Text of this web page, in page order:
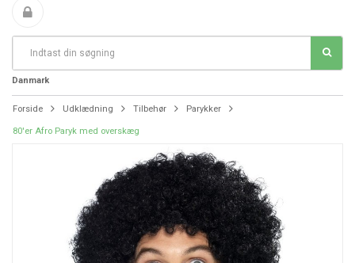
Fri Fragt fra 199 i
Danmark
DAG TIL DAG LEVERING
Forside Udklædning Tilbehør Parykker
80'er Afro Paryk med overskæg